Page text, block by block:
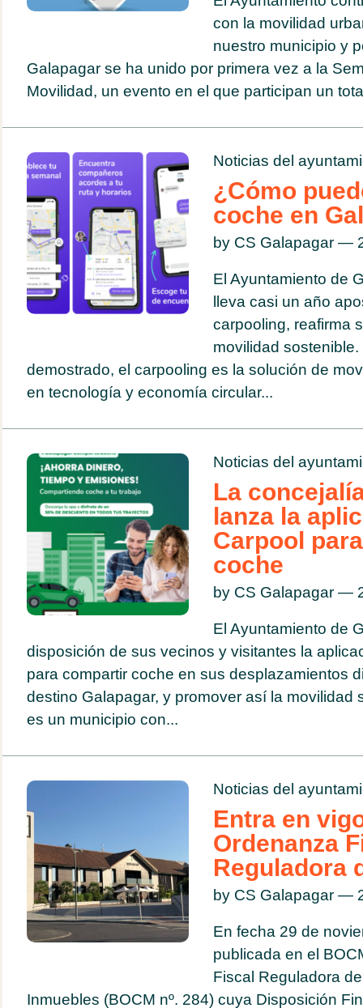
con la movilidad
nuestro municipio y
Galapagar se ha unido por primera vez a la
Movilidad, un evento en el que participan un
Noticias del
¿Cómo
coche en
by CS Galapagar —
El Ayuntamiento de
lleva casi un año
carpooling, reafirma
movilidad
demostrado, el carpooling es la solución de
en tecnología y economía circular...
Noticias del
La
lanza la
Carpool
coche
by CS Galapagar —
El Ayuntamiento de
disposición de sus vecinos y visitantes la
para compartir coche en sus desplazamientos
destino Galapagar, y promover así la movilidad
es un municipio con...
Noticias del
Entra en
Ordenanza
Reguladora
by CS Galapagar —
En fecha 29 de
publicada en el
Fiscal Reguladora
Inmuebles (BOCM nº. 284) cuya Disposición